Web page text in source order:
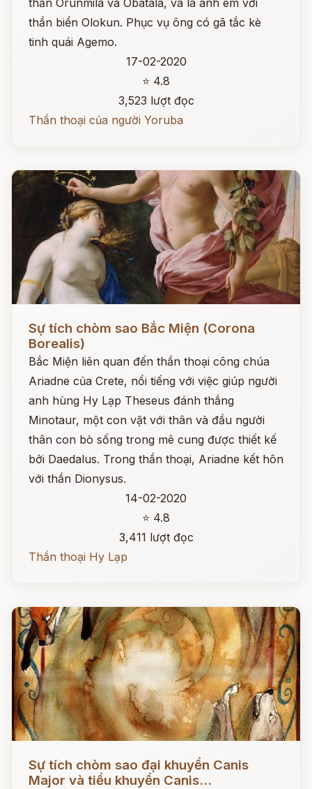
thần Orunmila và Obatala, và là anh em với
thần biển Olokun. Phục vụ ông có gã tắc kè
tinh quái Agemo.
17-02-2020
⭐ 4.8
3,523 lượt đọc
Thần thoại của người Yoruba
Sự tích chòm sao Bắc Miện (Corona
Borealis)
Bắc Miện liên quan đến thần thoại công chúa
Ariadne của Crete, nổi tiếng với việc giúp người
anh hùng Hy Lạp Theseus đánh thắng
Minotaur, một con vật với thân và đầu người
thân con bò sống trong mê cung được thiết kế
bởi Daedalus. Trong thần thoại, Ariadne kết hôn
với thần Dionysus.
14-02-2020
⭐ 4.8
3,411 lượt đọc
Thần thoại Hy Lạp
Sự tích chòm sao đại khuyển Canis
Major và tiểu khuyển Canis...